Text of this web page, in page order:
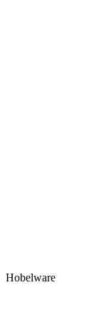
Hobelware